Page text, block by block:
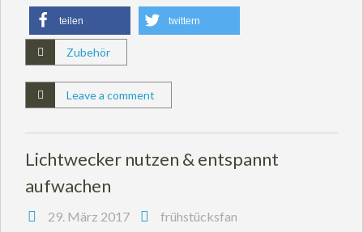
teilen twittern
Zubehör
Leave a comment
Lichtwecker nutzen & entspannt
aufwachen
29. März 2017 frühstücksfan